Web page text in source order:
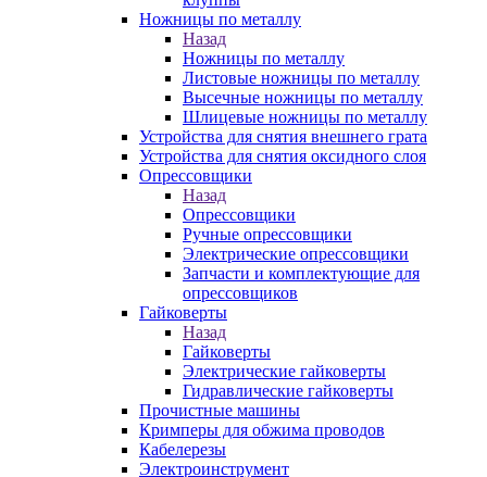
Ножницы по металлу
Назад
Ножницы по металлу
Листовые ножницы по металлу
Высечные ножницы по металлу
Шлицевые ножницы по металлу
Устройства для снятия внешнего грата
Устройства для снятия оксидного слоя
Опрессовщики
Назад
Опрессовщики
Ручные опрессовщики
Электрические опрессовщики
Запчасти и комплектующие для
опрессовщиков
Гайковерты
Назад
Гайковерты
Электрические гайковерты
Гидравлические гайковерты
Прочистные машины
Кримперы для обжима проводов
Кабелерезы
Электроинструмент